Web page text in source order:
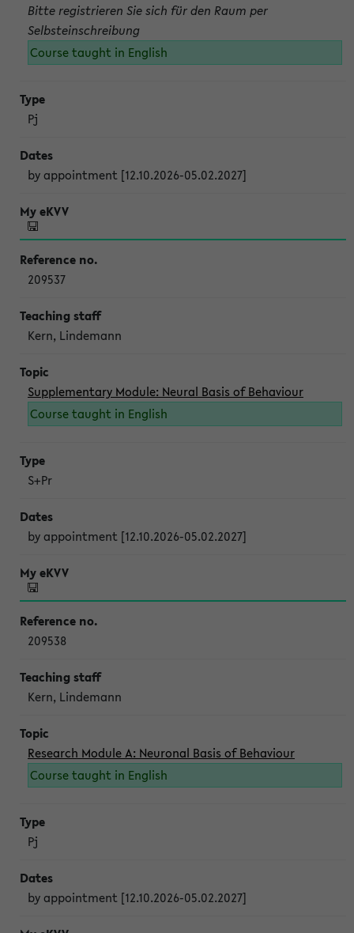
Bitte registrieren Sie sich für den Raum per
Selbsteinschreibung
Course taught in English
Pj
by appointment [12.10.2026-05.02.2027]
209537
Kern, Lindemann
Supplementary Module: Neural Basis of Behaviour
Course taught in English
S+Pr
by appointment [12.10.2026-05.02.2027]
209538
Kern, Lindemann
Research Module A: Neuronal Basis of Behaviour
Course taught in English
Pj
by appointment [12.10.2026-05.02.2027]